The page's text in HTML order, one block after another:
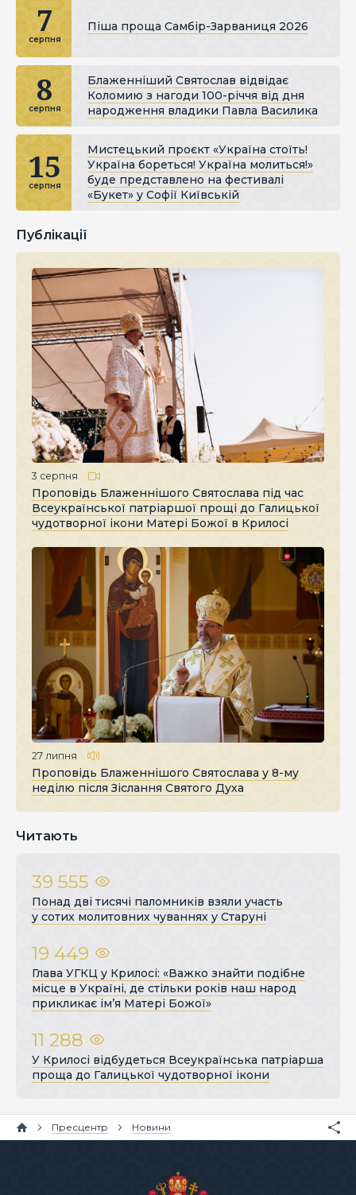
7
серпня
Піша проща Самбір-Зарваниця 2026
8
серпня
Блаженніший Святослав відвідає
Коломию з нагоди 100-річчя від дня
народження владики Павла Василика
15
серпня
Мистецький проєкт «Україна стоїть!
Україна бореться! Україна молиться!»
буде представлено на фестивалі
«Букет» у Софії Київській
Публікації
3 серпня
Проповідь Блаженнішого Святослава під час
Всеукраїнської патріаршої прощі до Галицької
чудотворної ікони Матері Божої в Крилосі
27 липня
Проповідь Блаженнішого Святослава у 8-му
неділю після Зіслання Святого Духа
Читають
39 555
Понад дві тисячі паломників взяли участь
у сотих молитовних чуваннях у Старуні
19 449
Глава УГКЦ у Крилосі: «Важко знайти подібне
місце в Україні, де стільки років наш народ
прикликає ім’я Матері Божої»
11 288
У Крилосі відбудеться Всеукраїнська патріарша
проща до Галицької чудотворної ікони
Пресцентр Новини